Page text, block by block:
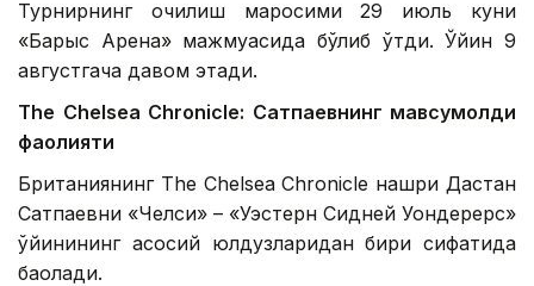
Турнирнинг очилиш маросими 29 июль куни
«Барыс Арена» мажмуасида бўлиб ўтди. Ўйин 9
августгача давом этади.
The Chelsea Chronicle: Сатпаевнинг мавсумолди
фаолияти
Британиянинг The Chelsea Chronicle нашри Дастан
Сатпаевни «Челси» – «Уэстерн Сидней Уондерерс»
ўйинининг асосий юлдузларидан бири сифатида
баҳолади.